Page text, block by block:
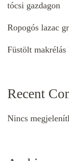
tócsi gazdagon
Ropogós lazac
Füstölt
Recent
Nincs